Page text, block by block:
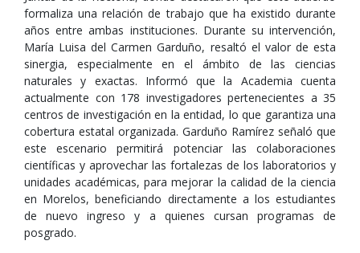
formaliza una relación de trabajo que ha existido durante
años entre ambas instituciones. Durante su intervención,
María Luisa del Carmen Garduño, resaltó el valor de esta
sinergia, especialmente en el ámbito de las ciencias
naturales y exactas. Informó que la Academia cuenta
actualmente con 178 investigadores pertenecientes a 35
centros de investigación en la entidad, lo que garantiza una
cobertura estatal organizada. Garduño Ramírez señaló que
este escenario permitirá potenciar las colaboraciones
científicas y aprovechar las fortalezas de los laboratorios y
unidades académicas, para mejorar la calidad de la ciencia
en Morelos, beneficiando directamente a los estudiantes
de nuevo ingreso y a quienes cursan programas de
posgrado.